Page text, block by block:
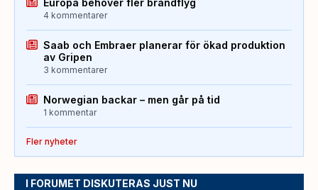
4 kommentarer
Saab och Embraer planerar för ökad produktion
av Gripen
3 kommentarer
Norwegian backar – men går på tid
1 kommentar
Fler nyheter
I FORUMET DISKUTERAS JUST NU